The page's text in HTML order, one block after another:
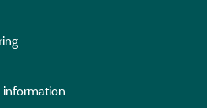
information